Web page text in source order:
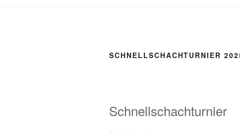
SCHNELLSCHACHTURNIER
Schnellschachturnier